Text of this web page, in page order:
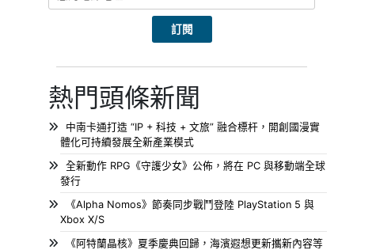
熱門頭條新聞
中南卡通打造 “IP + 科技 + 文旅” 融合標杆，開創國漫實
體化可持續發展全新產業模式
全新動作 RPG《守護少女》公佈，將在 PC 與移動端全球
發行
《Alpha Nomos》節奏同步戰鬥登陸 PlayStation 5 與
Xbox X/S
《阿特蘭晶核》夏季慶典回歸，海濱遐想更新攜新內容等